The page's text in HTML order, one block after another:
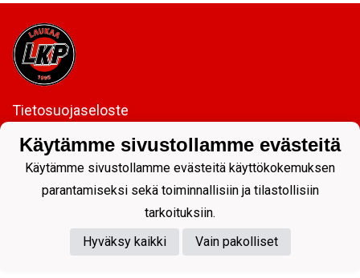
Tietosuojaseloste
Powered by
Käytämme sivustollamme evästeitä
Käytämme sivustollamme evästeitä käyttökokemuksen
parantamiseksi sekä toiminnallisiin ja tilastollisiin
tarkoituksiin.
Hyväksy kaikki
Vain pakolliset